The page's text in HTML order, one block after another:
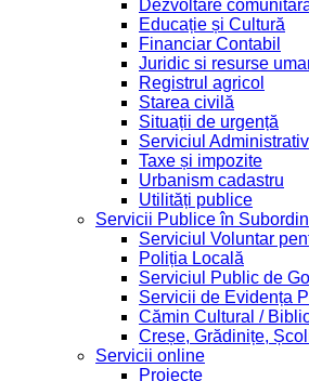
Dezvoltare
Educație și Cultură
Financiar Contabil
Juridic si resurse
Registrul agricol
Starea civilă
Situații de urgență
Serviciul Administrativ
Taxe și impozite
Urbanism cadastru
Utilități publice
Servicii Publice în
Serviciul Voluntar
Poliția Locală
Serviciul Public de
Servicii de Evidența
Cămin Cultural /
Creșe, Grădinițe,
Servicii online
Proiecte